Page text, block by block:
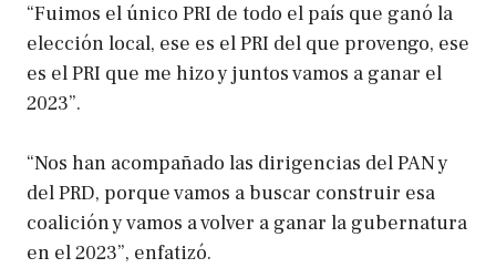
“Fuimos el único PRI de todo el país que ganó la
elección local, ese es el PRI del que provengo, ese
es el PRI que me hizo y juntos vamos a ganar el
2023”.
“Nos han acompañado las dirigencias del PAN y
del PRD, porque vamos a buscar construir esa
coalición y vamos a volver a ganar la gubernatura
en el 2023”, enfatizó.